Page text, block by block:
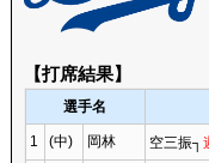
【打席結果】
選手名
1 (中) 岡林 空三振┐